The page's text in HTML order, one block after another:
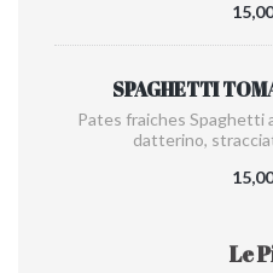
SPAGHETTI
Pates fraiches Spaghetti
datterino,
Le